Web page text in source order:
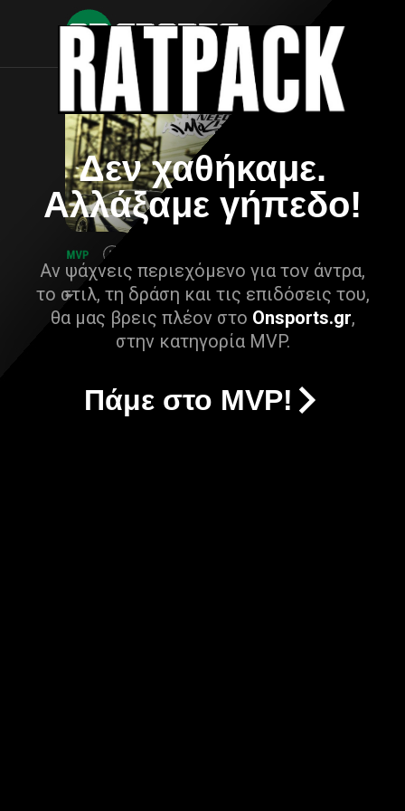
Δεν χαθήκαμε.
Αλλάξαμε γήπεδο!
Αν ψάχνεις περιεχόμενο για τον άντρα,
το στιλ, τη δράση και τις επιδόσεις του,
θα μας βρεις πλέον στο Onsports.gr,
στην κατηγορία MVP.
Πάμε στο MVP!